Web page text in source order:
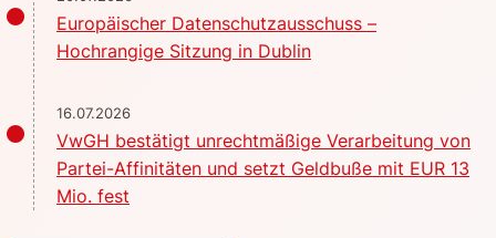
Europäischer Datenschutzausschuss –
Hochrangige Sitzung in Dublin
16.07.2026
VwGH bestätigt unrechtmäßige Verarbeitung von
Partei-Affinitäten und setzt Geldbuße mit EUR 13
Mio. fest